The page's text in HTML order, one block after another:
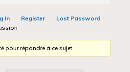
In Register
Lost Password
pour répondre à ce sujet.